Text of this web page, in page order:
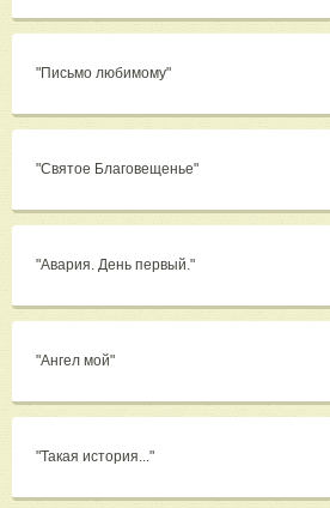
"Письмо любимому"
"Святое Благовещенье"
"Авария. День первый."
"Ангел мой"
"Такая история..."